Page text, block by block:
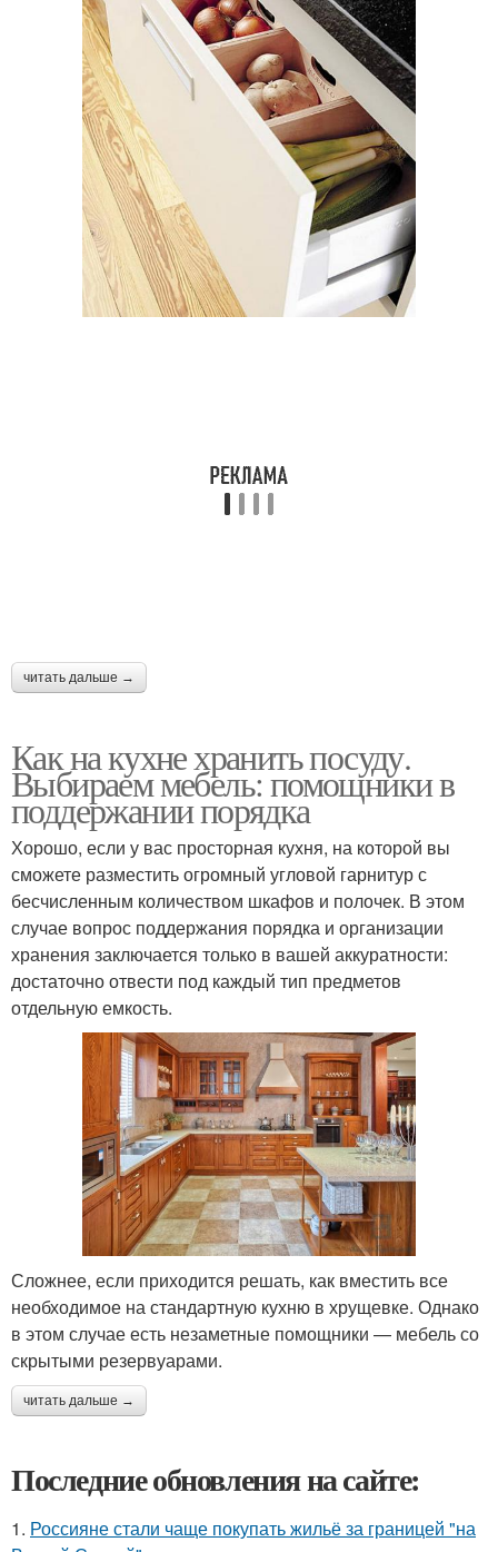
читать дальше →
Как на кухне хранить посуду.
Выбираем мебель: помощники в
поддержании порядка
Хорошо, если у вас просторная кухня, на которой вы
сможете разместить огромный угловой гарнитур с
бесчисленным количеством шкафов и полочек. В этом
случае вопрос поддержания порядка и организации
хранения заключается только в вашей аккуратности:
достаточно отвести под каждый тип предметов
отдельную емкость.
Сложнее, если приходится решать, как вместить все
необходимое на стандартную кухню в хрущевке. Однако
в этом случае есть незаметные помощники — мебель со
скрытыми резервуарами.
читать дальше →
Последние обновления на сайте:
1. Россияне стали чаще покупать жильё за границей "на